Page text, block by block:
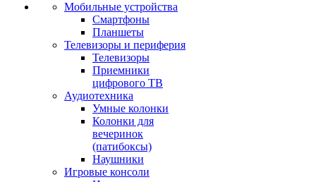
Мобильные устройства
Смартфоны
Планшеты
Телевизоры и периферия
Телевизоры
Приемники
цифрового ТВ
Аудиотехника
Умные колонки
Колонки для
вечеринок
(патибоксы)
Наушники
Игровые консоли